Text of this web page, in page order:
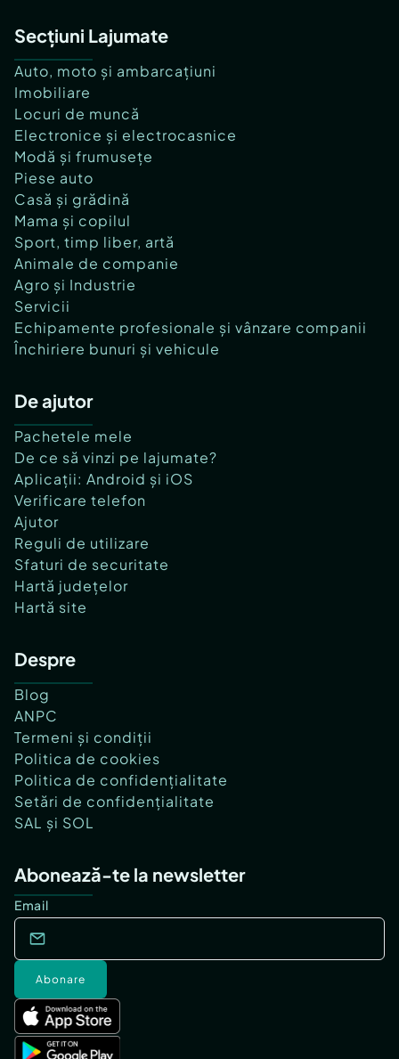
Secțiuni Lajumate
Auto, moto și ambarcațiuni
Imobiliare
Locuri de muncă
Electronice și electrocasnice
Modă și frumusețe
Piese auto
Casă și grădină
Mama și copilul
Sport, timp liber, artă
Animale de companie
Agro și Industrie
Servicii
Echipamente profesionale și vânzare companii
Închiriere bunuri și vehicule
De ajutor
Pachetele mele
De ce să vinzi pe lajumate?
Aplicații: Android și iOS
Verificare telefon
Ajutor
Reguli de utilizare
Sfaturi de securitate
Hartă județelor
Hartă site
Despre
Blog
ANPC
Termeni și condiții
Politica de cookies
Politica de confidențialitate
Setări de confidențialitate
SAL și SOL
Abonează-te la newsletter
Email
Abonare